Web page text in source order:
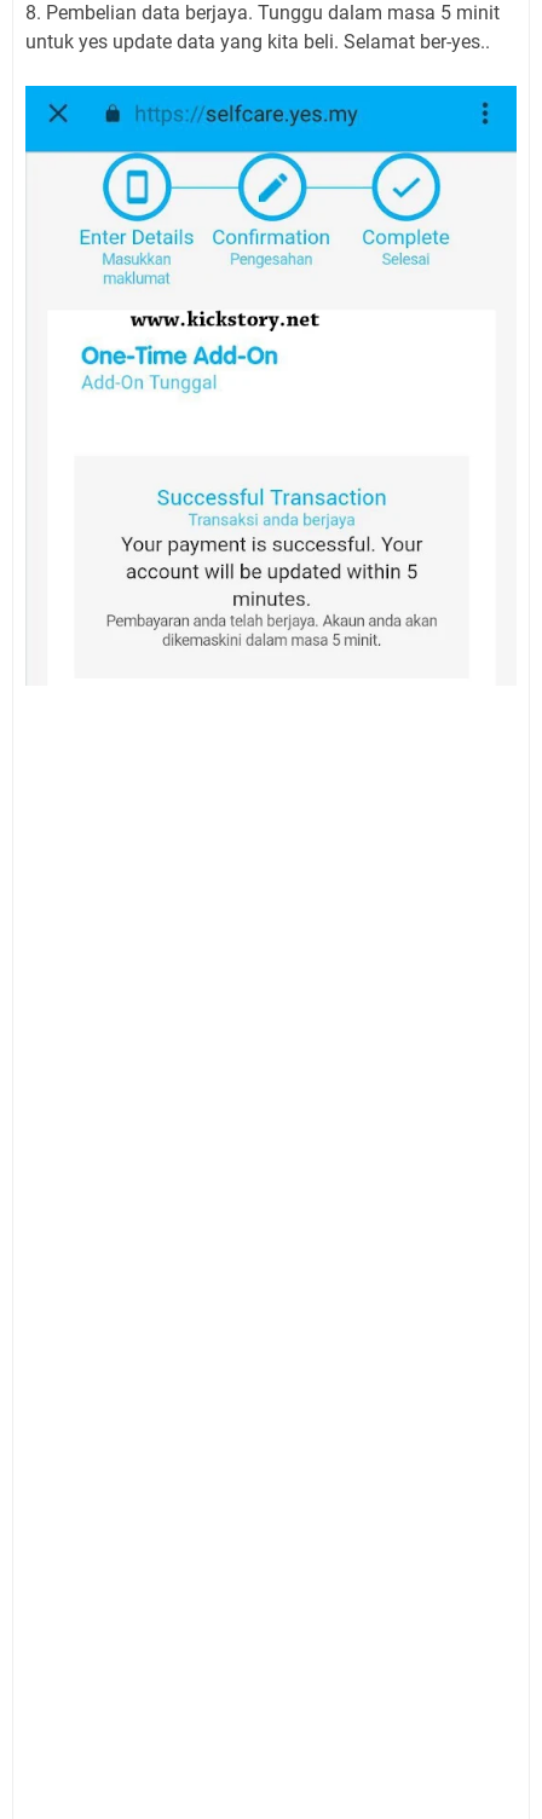
8. Pembelian data berjaya. Tunggu dalam masa 5 minit
untuk yes update data yang kita beli. Selamat ber-yes..